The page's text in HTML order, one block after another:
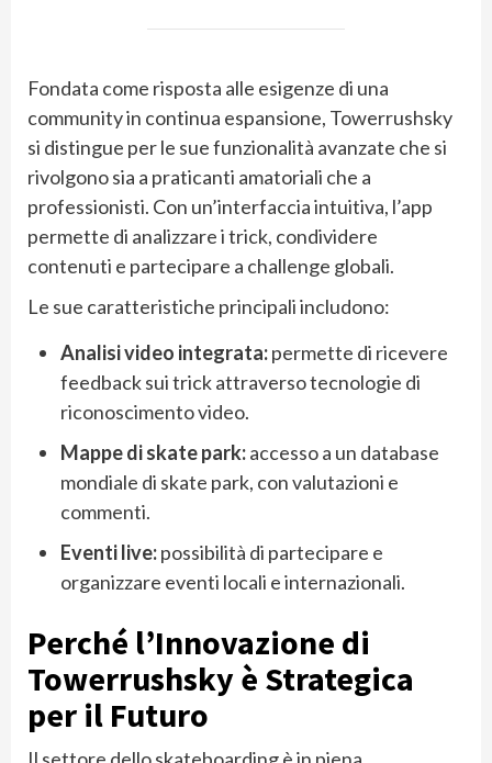
Fondata come risposta alle esigenze di una
community in continua espansione, Towerrushsky
si distingue per le sue funzionalità avanzate che si
rivolgono sia a praticanti amatoriali che a
professionisti. Con un’interfaccia intuitiva, l’app
permette di analizzare i trick, condividere
contenuti e partecipare a challenge globali.
Le sue caratteristiche principali includono:
Analisi video integrata:permette di ricevere
feedback sui trick attraverso tecnologie di
riconoscimento video.
Mappe di skate park:accesso a un database
mondiale di skate park, con valutazioni e
commenti.
Eventi live:possibilità di partecipare e
organizzare eventi locali e internazionali.
Perché l’Innovazione di
Towerrushsky è Strategica
per il Futuro